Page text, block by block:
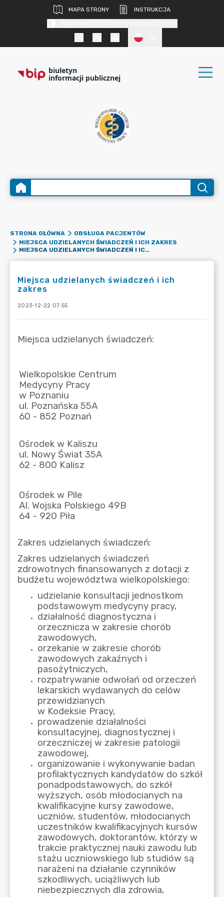
MAPA STRONY
INSTRUKCJA
biuletyn
informacji publicznej
STRONA GŁÓWNA
OBSŁUGA PACJENTÓW
MIEJSCA UDZIELANYCH ŚWIADCZEŃ I ICH ZAKRES
MIEJSCA UDZIELANYCH ŚWIADCZEŃ I ICH ZAKRES
Miejsca udzielanych świadczeń i ich
zakres
2023-12-22 07:55